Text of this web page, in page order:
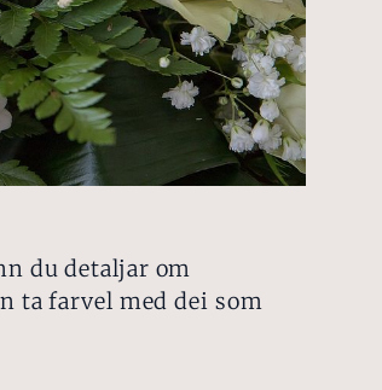
du detaljar om
ta farvel med dei som